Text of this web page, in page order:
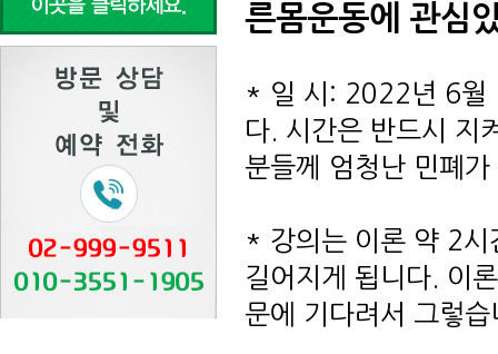
른몸운동에 관심
* 일 시: 2022년 6월
다. 시간은 반드시 지
분들께 엄청난 민폐가
* 강의는 이론 약 2시
길어지게 됩니다. 이
문에 기다려서 그렇